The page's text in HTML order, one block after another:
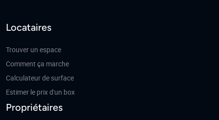
Locataires
Trouver un espace
Comment ça marche
Calculateur de surface
Estimer le prix d'un box
Propriétaires